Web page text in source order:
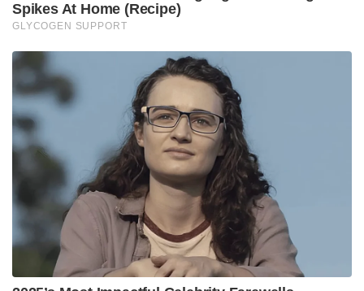
Tags: Priyank Kanoongo murshidabad riot